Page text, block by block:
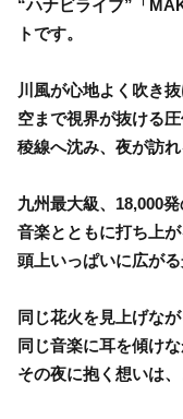
“ハナビライブ”「
トです。
川風が心地よく吹き抜
空まで視界が抜ける
稜線へ沈み、夜が訪れ
九州最大級、18,000
音楽とともに打ち上が
頭上いっぱいに広がる
同じ花火を見上げなが
同じ音楽に耳を傾けな
その夜に抱く想いは